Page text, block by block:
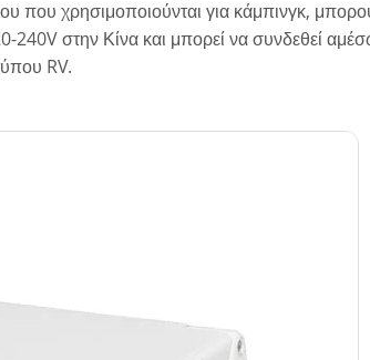
που χρησιμοποιούνται για κάμπινγκ,
στην Κίνα και μπορεί να συνδεθεί
RV.